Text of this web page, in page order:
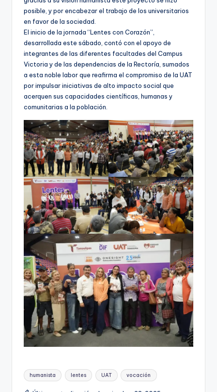
posible, y por encabezar el trabajo de los universitarios
en favor de la sociedad.
El inicio de la jornada “Lentes con Corazón”,
desarrollada este sábado, contó con el apoyo de
integrantes de las diferentes facultades del Campus
Victoria y de las dependencias de la Rectoría, sumados
a esta noble labor que reafirma el compromiso de la UAT
por impulsar iniciativas de alto impacto social que
acerquen sus capacidades científicas, humanas y
comunitarias a la población.
Etiquetas:
humanista lentes UAT vocación